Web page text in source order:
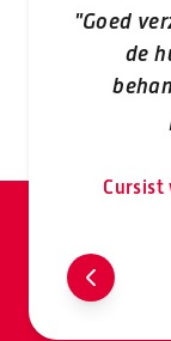
"Goed
de
Cursist